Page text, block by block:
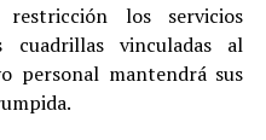
los servicios
vinculadas al
personal mantendrá sus